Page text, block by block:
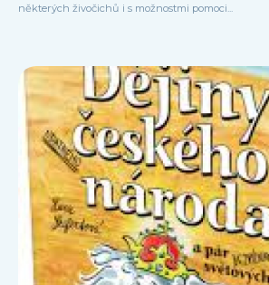
některých živočichů i s možnostmi pomoci...